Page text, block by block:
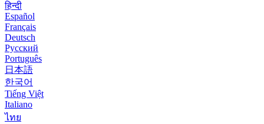
हिन्दी
Español
Français
Deutsch
Русский
Português
日本語
한국어
Tiếng Việt
Italiano
ไทย